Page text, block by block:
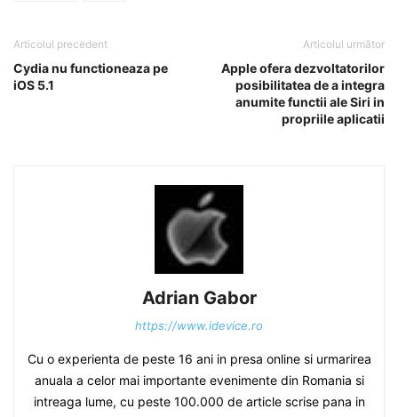
Articolul precedent
Cydia nu functioneaza pe
iOS 5.1
Articolul următor
Apple ofera dezvoltatorilor
posibilitatea de a integra
anumite functii ale Siri in
propriile aplicatii
Adrian Gabor
https://www.idevice.ro
Cu o experienta de peste 16 ani in presa online si urmarirea
anuala a celor mai importante evenimente din Romania si
intreaga lume, cu peste 100.000 de article scrise pana in